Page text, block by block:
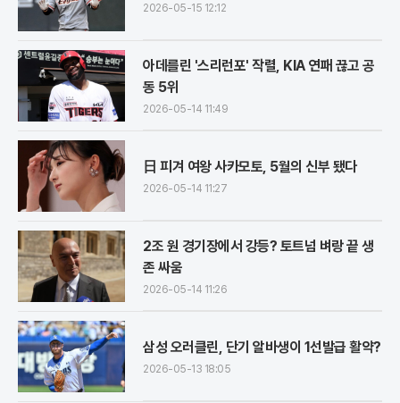
2026-05-15 12:12
아데를린 '스리런포' 작렬, KIA 연패 끊고 공
동 5위
2026-05-14 11:49
日 피겨 여왕 사카모토, 5월의 신부 됐다
2026-05-14 11:27
2조 원 경기장에서 강등? 토트넘 벼랑 끝 생
존 싸움
2026-05-14 11:26
삼성 오러클린, 단기 알바생이 1선발급 활약?
2026-05-13 18:05